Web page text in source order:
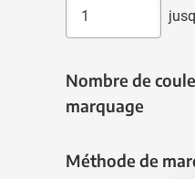
Nombre de
Nombre de
marquage
Méthode de
Méthode de